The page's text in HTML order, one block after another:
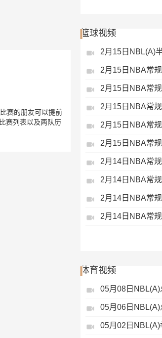
赛的朋友可以提前
赛列表以及两队历
篮球视频
2月15日NBA常
2月15日NBA常
2月15日NBA常
2月14日NBA常
2月14日NBA常
体育视频